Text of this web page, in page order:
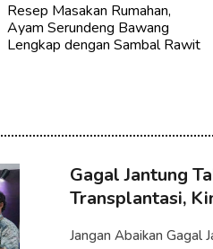
Resep Masakan Rumahan,
Ayam Serundeng Bawang
Lengkap dengan Sambal Rawit
Gagal Jantung
Transplantasi,
Jangan Abaikan Gagal